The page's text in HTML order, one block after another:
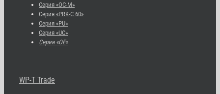
Серия «OC-M»
Серия «PRK-C 60»
Серия «PU»
Серия «UC»
Серия «OE»
WP-T Trade